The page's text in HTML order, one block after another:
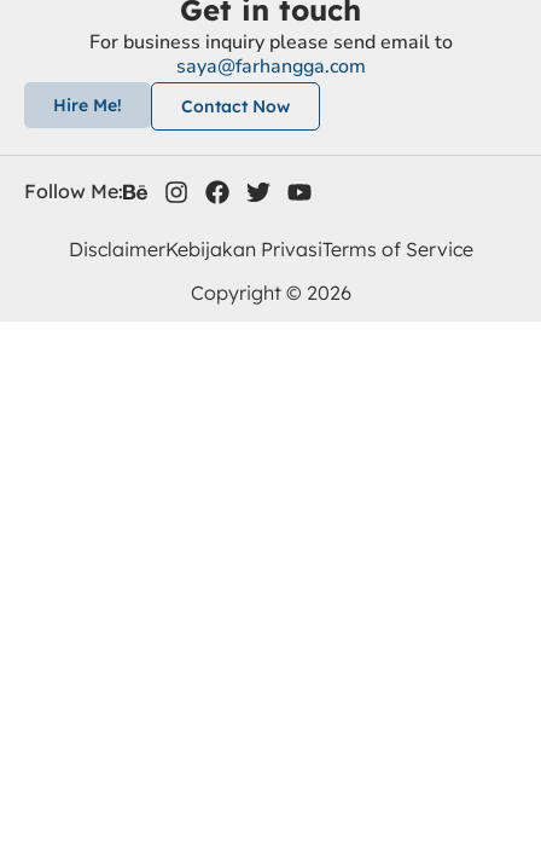
Get in touch
For business inquiry please send email to
saya@farhangga.com
Hire Me! Contact Now
Follow Me:
Kebijakan PrivasiTerms of Service